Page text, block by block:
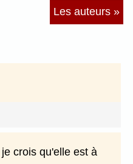
Les auteurs »
crois qu'elle est à